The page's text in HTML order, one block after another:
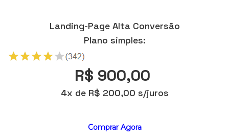
Landing-Page Alta Conversão
Plano simples:
R$ 900,00
4x de R$ 200,00 s/juros
Comprar Agora